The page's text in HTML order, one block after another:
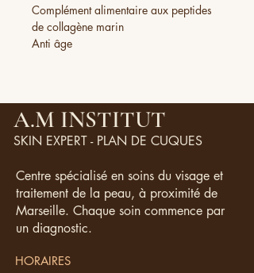
Complément alimentaire aux peptides
de collagène marin
Anti âge
oxydatif
Améliore l'éclat du teint
30 unidoses pour une cure de 1 mois
3 mois)
Diluer un sachet une fois par jour dans
un grand verre d'eau.
Goût redberry, vanille
A.M INSTITUT
SKIN EXPERT - PLAN DE CUQUES
Centre spécialisé en soins du visage et
traitement de la peau, à proximité de
Marseille. Chaque soin commence par
un diagnostic.
HORAIRES